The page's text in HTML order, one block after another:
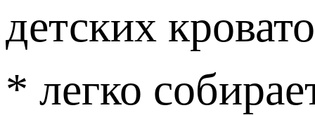
детских
* легко